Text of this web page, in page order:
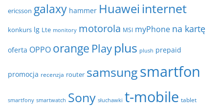
ericsson galaxy hammer Huawei internet
konkurs lg Lte monitory motorola MSI myPhone na kartę
oferta OPPO orange Play plus plush prepaid
promocja recenzja router samsungsmartfon
smartfony smartwatch Sony słuchawki t-mobile tablet